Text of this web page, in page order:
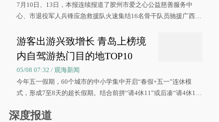
7月10日、13日，本报连续报道了胶州市爱之心公益慈善服务中
心、市退役军人兵锋应急救援队火速集结16名骨干队员驰援广西灾
游客出游兴致增长 青岛上榜境
内自驾游热门目的地TOP10
05/08 07:32 / 观海新闻
今年五一假期，60个城市的中小学集中开启“春假+五一”连休模
式，形成7至8天的超长假期。结合前拼“请4休11”或后凑“请4休1
深度报道